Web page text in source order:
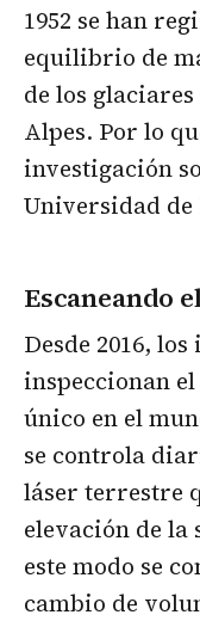
1952 se han
equilibrio de
de los
Alpes. Por lo
investigación
Universidad
Escaneando
Desde 2016,
inspeccionan
único en el
se controla
láser terrestre
elevación de la
este modo se
cambio de